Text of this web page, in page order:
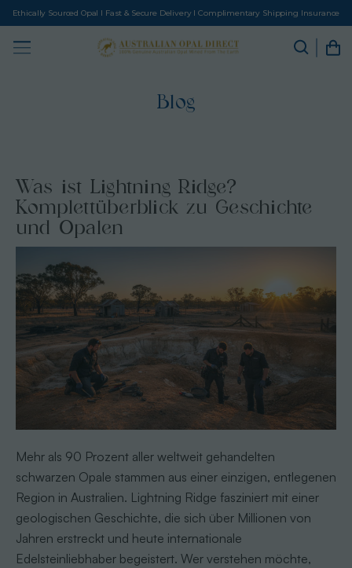
Ethically Sourced Opal I Fast & Secure Delivery I Complimentary Shipping Insurance
Blog
Was ist Lightning Ridge?
Komplettüberblick zu Geschichte
und Opalen
Mehr als 90 Prozent aller weltweit gehandelten
schwarzen Opale stammen aus einer einzigen, entlegenen
Region in Australien. Lightning Ridge fasziniert mit einer
geologischen Geschichte, die sich über Millionen von
Jahren erstreckt und heute internationale
Edelsteinliebhaber begeistert. Wer verstehen möchte,